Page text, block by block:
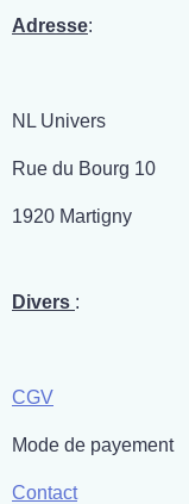
Adresse:
NL Univers
Rue du Bourg 10
1920 Martigny
Divers :
CGV
Mode de payement
Contact